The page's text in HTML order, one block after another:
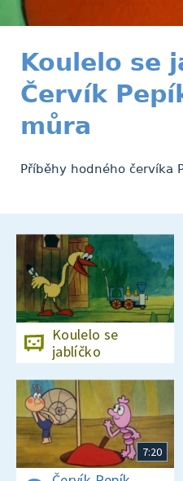
Koulelo se
Červík
můra
Příběhy hodného červíka
Koulelo se
jablíčko
7:20